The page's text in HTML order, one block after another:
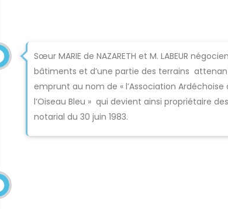
Sœur MARIE de NAZARETH et M. LABEUR
bâtiments et d’une partie des terrains
emprunt au nom de « l’Association Ardéchoise
l’Oiseau Bleu » qui devient ainsi propriétaire
notarial du 30 juin 1983.